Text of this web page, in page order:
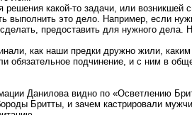
какой-то задачи, или
выполнить это дело. Например, если
предоставить для нужного
как наши предки дружно жили,
обязательное подчинение, и с ним в
Данилова видно по «Осветлению
Бритты, и зачем кастрировали